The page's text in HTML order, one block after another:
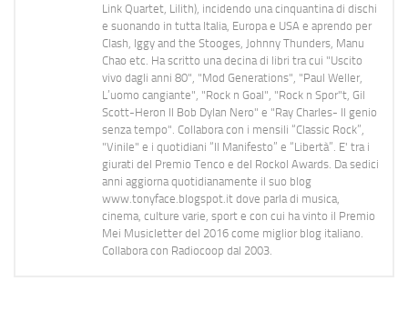
Link Quartet, Lilith), incidendo una cinquantina di dischi
e suonando in tutta Italia, Europa e USA e aprendo per
Clash, Iggy and the Stooges, Johnny Thunders, Manu
Chao etc. Ha scritto una decina di libri tra cui "Uscito
vivo dagli anni 80", "Mod Generations", "Paul Weller,
L’uomo cangiante", "Rock n Goal", "Rock n Spor"t, Gil
Scott-Heron Il Bob Dylan Nero" e "Ray Charles- Il genio
senza tempo". Collabora con i mensili “Classic Rock”,
"Vinile" e i quotidiani “Il Manifesto” e “Libertà”. E' tra i
giurati del Premio Tenco e del Rockol Awards. Da sedici
anni aggiorna quotidianamente il suo blog
www.tonyface.blogspot.it dove parla di musica,
cinema, culture varie, sport e con cui ha vinto il Premio
Mei Musicletter del 2016 come miglior blog italiano.
Collabora con Radiocoop dal 2003.